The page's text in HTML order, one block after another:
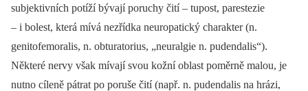
subjektivních potíží bývají poruchy čití –⁠ tupost, parestezie
–⁠ i bolest, která mívá nezřídka neuropatický charakter (n.
genitofemoralis, n. obturatorius, „neuralgie n. pudendalis“).
Některé nervy však mívají svou kožní oblast poměrně malou, je
nutno cíleně pátrat po poruše čití (např. n. pudendalis na hrázi,